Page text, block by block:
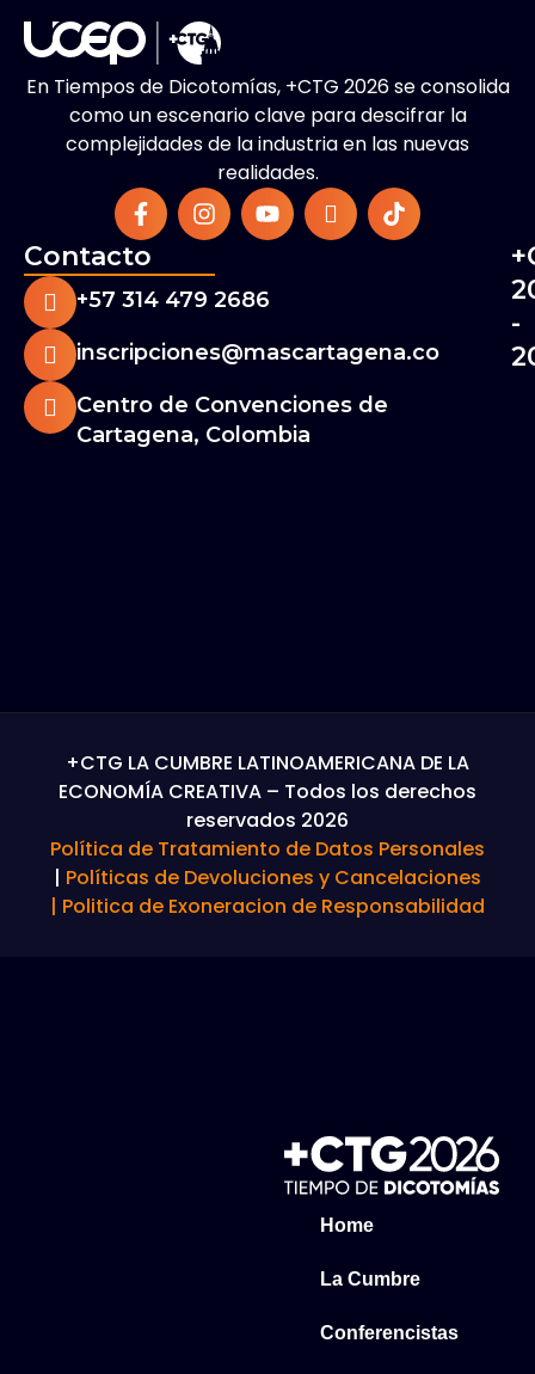
En Tiempos de Dicotomías, +CTG 2026 se consolida
como un escenario clave para descifrar la
complejidades de la industria en las nuevas
realidades.
Contacto
+57 314 479 2686
inscripciones@mascartagena.co
Centro de Convenciones de
Cartagena, Colombia
-
+CTG LA CUMBRE LATINOAMERICANA DE LA
ECONOMÍA CREATIVA – Todos los derechos
reservados 2026
Política de Tratamiento de Datos Personales
| Políticas de Devoluciones y Cancelaciones
| Politica de Exoneracion de Responsabilidad
Home
La Cumbre
Conferencistas